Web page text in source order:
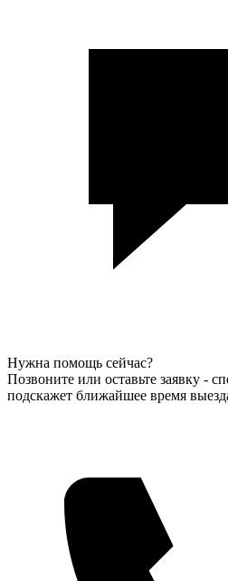
Нужна помощь сейчас?
Позвоните или оставьте заявку -
подскажет ближайшее время